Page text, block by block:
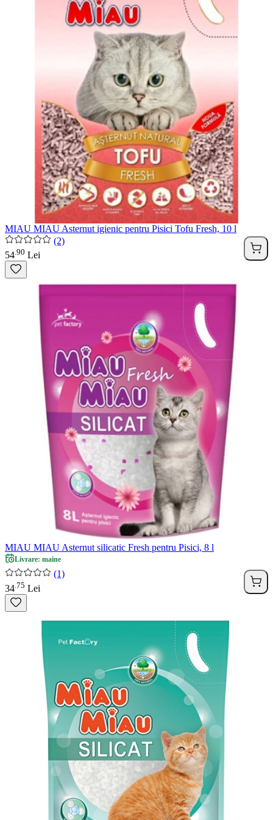
MIAU MIAU Asternut igienic pentru Pisici Tofu Fresh, 10 l
(2)
54 90 Lei
MIAU MIAU Asternut silicatic Fresh pentru Pisici, 8 l
Livrare: maine
(1)
34 75 Lei